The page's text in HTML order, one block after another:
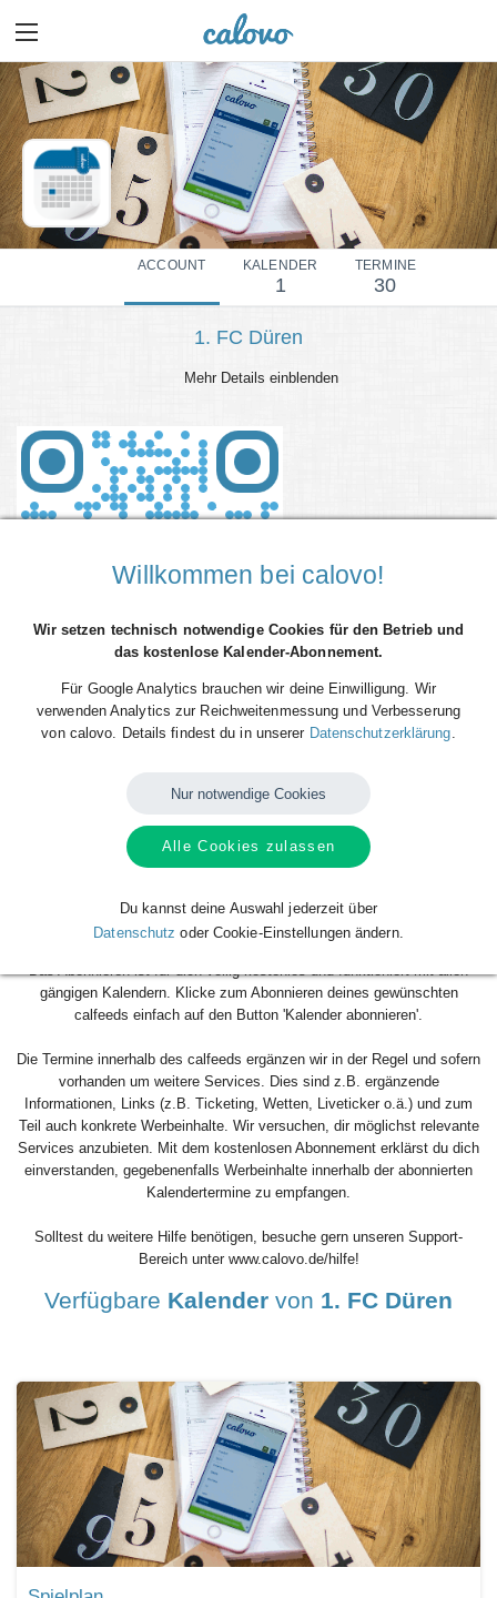
ACCOUNT KALENDER
1
TERMINE
30
1. FC Düren
Mehr Details einblenden
oder Desktop-PC integrieren? Kein Problem mit den kostenlosen
Das Beste daran: sobald neue Spieltermine angelegt oder geändert
dem kostenlosen Abonnieren nie wieder etwas tun. Alle Termine einzeln
und mühsam einzutragen gehört also der Vergangenheit an. Los geht´s!
Das Abonnieren ist für dich völlig kostenlos und funktioniert mit allen
gängigen Kalendern. Klicke zum Abonnieren deines gewünschten
calfeeds einfach auf den Button 'Kalender abonnieren'.
Die Termine innerhalb des calfeeds ergänzen wir in der Regel und sofern
vorhanden um weitere Services. Dies sind z.B. ergänzende
Informationen, Links (z.B. Ticketing, Wetten, Liveticker o.ä.) und zum
Teil auch konkrete Werbeinhalte. Wir versuchen, dir möglichst relevante
Services anzubieten. Mit dem kostenlosen Abonnement erklärst du dich
einverstanden, gegebenenfalls Werbeinhalte innerhalb der abonnierten
Kalendertermine zu empfangen.
Solltest du weitere Hilfe benötigen, besuche gern unseren Support-
Bereich unter www.calovo.de/hilfe!
Verfügbare Kalender von 1. FC Düren
Willkommen bei calovo!
Wir setzen technisch notwendige Cookies für den Betrieb und
das kostenlose Kalender-Abonnement.
Für Google Analytics brauchen wir deine Einwilligung. Wir
verwenden Analytics zur Reichweitenmessung und Verbesserung
von calovo. Details findest du in unserer Datenschutzerklärung
Nur notwendige Cookies
Alle Cookies zulassen
Du kannst deine Auswahl jederzeit über
Datenschutz oder Cookie-Einstellungen ändern.